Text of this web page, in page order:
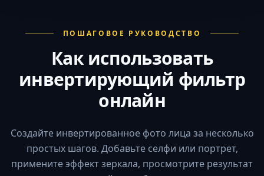
ПОШАГОВОЕ РУКОВОДСТВО
Как использовать
инвертирующий фильтр
онлайн
Создайте инвертированное фото лица за несколько
простых шагов. Добавьте селфи или портрет,
примените эффект зеркала, просмотрите результат